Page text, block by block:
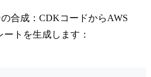
合成：CDKコードからAWS
ートを生成します：